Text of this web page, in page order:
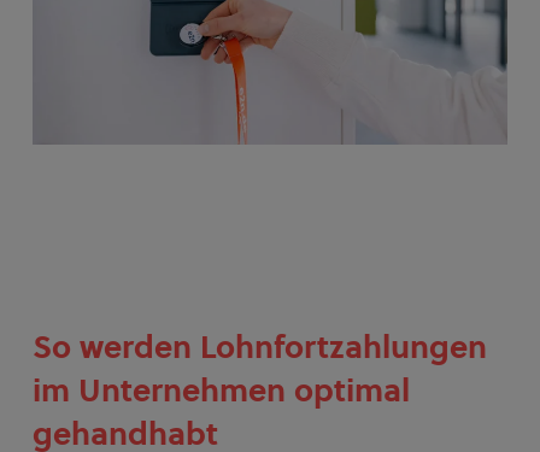
So werden Lohnfortzahlungen
im Unternehmen optimal
gehandhabt